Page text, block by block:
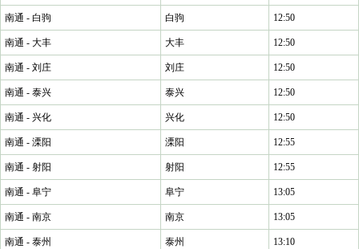
南通 - 白驹 白驹 12:50
南通 - 大丰 大丰 12:50
南通 - 刘庄 刘庄 12:50
南通 - 泰兴 泰兴 12:50
南通 - 兴化 兴化 12:50
南通 - 溧阳 溧阳 12:55
南通 - 射阳 射阳 12:55
南通 - 阜宁 阜宁 13:05
南通 - 南京 南京 13:05
南通 - 泰州 泰州 13:10